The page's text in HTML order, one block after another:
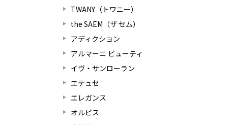
TWANY（トワニー）
the SAEM（ザ セム）
アディクション
アルマーニ ビューティ
イヴ・サンローラン
エテュセ
エレガンス
オルビス